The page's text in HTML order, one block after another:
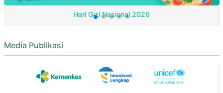
Hari Gizi Nasional 2026
Media Publikasi